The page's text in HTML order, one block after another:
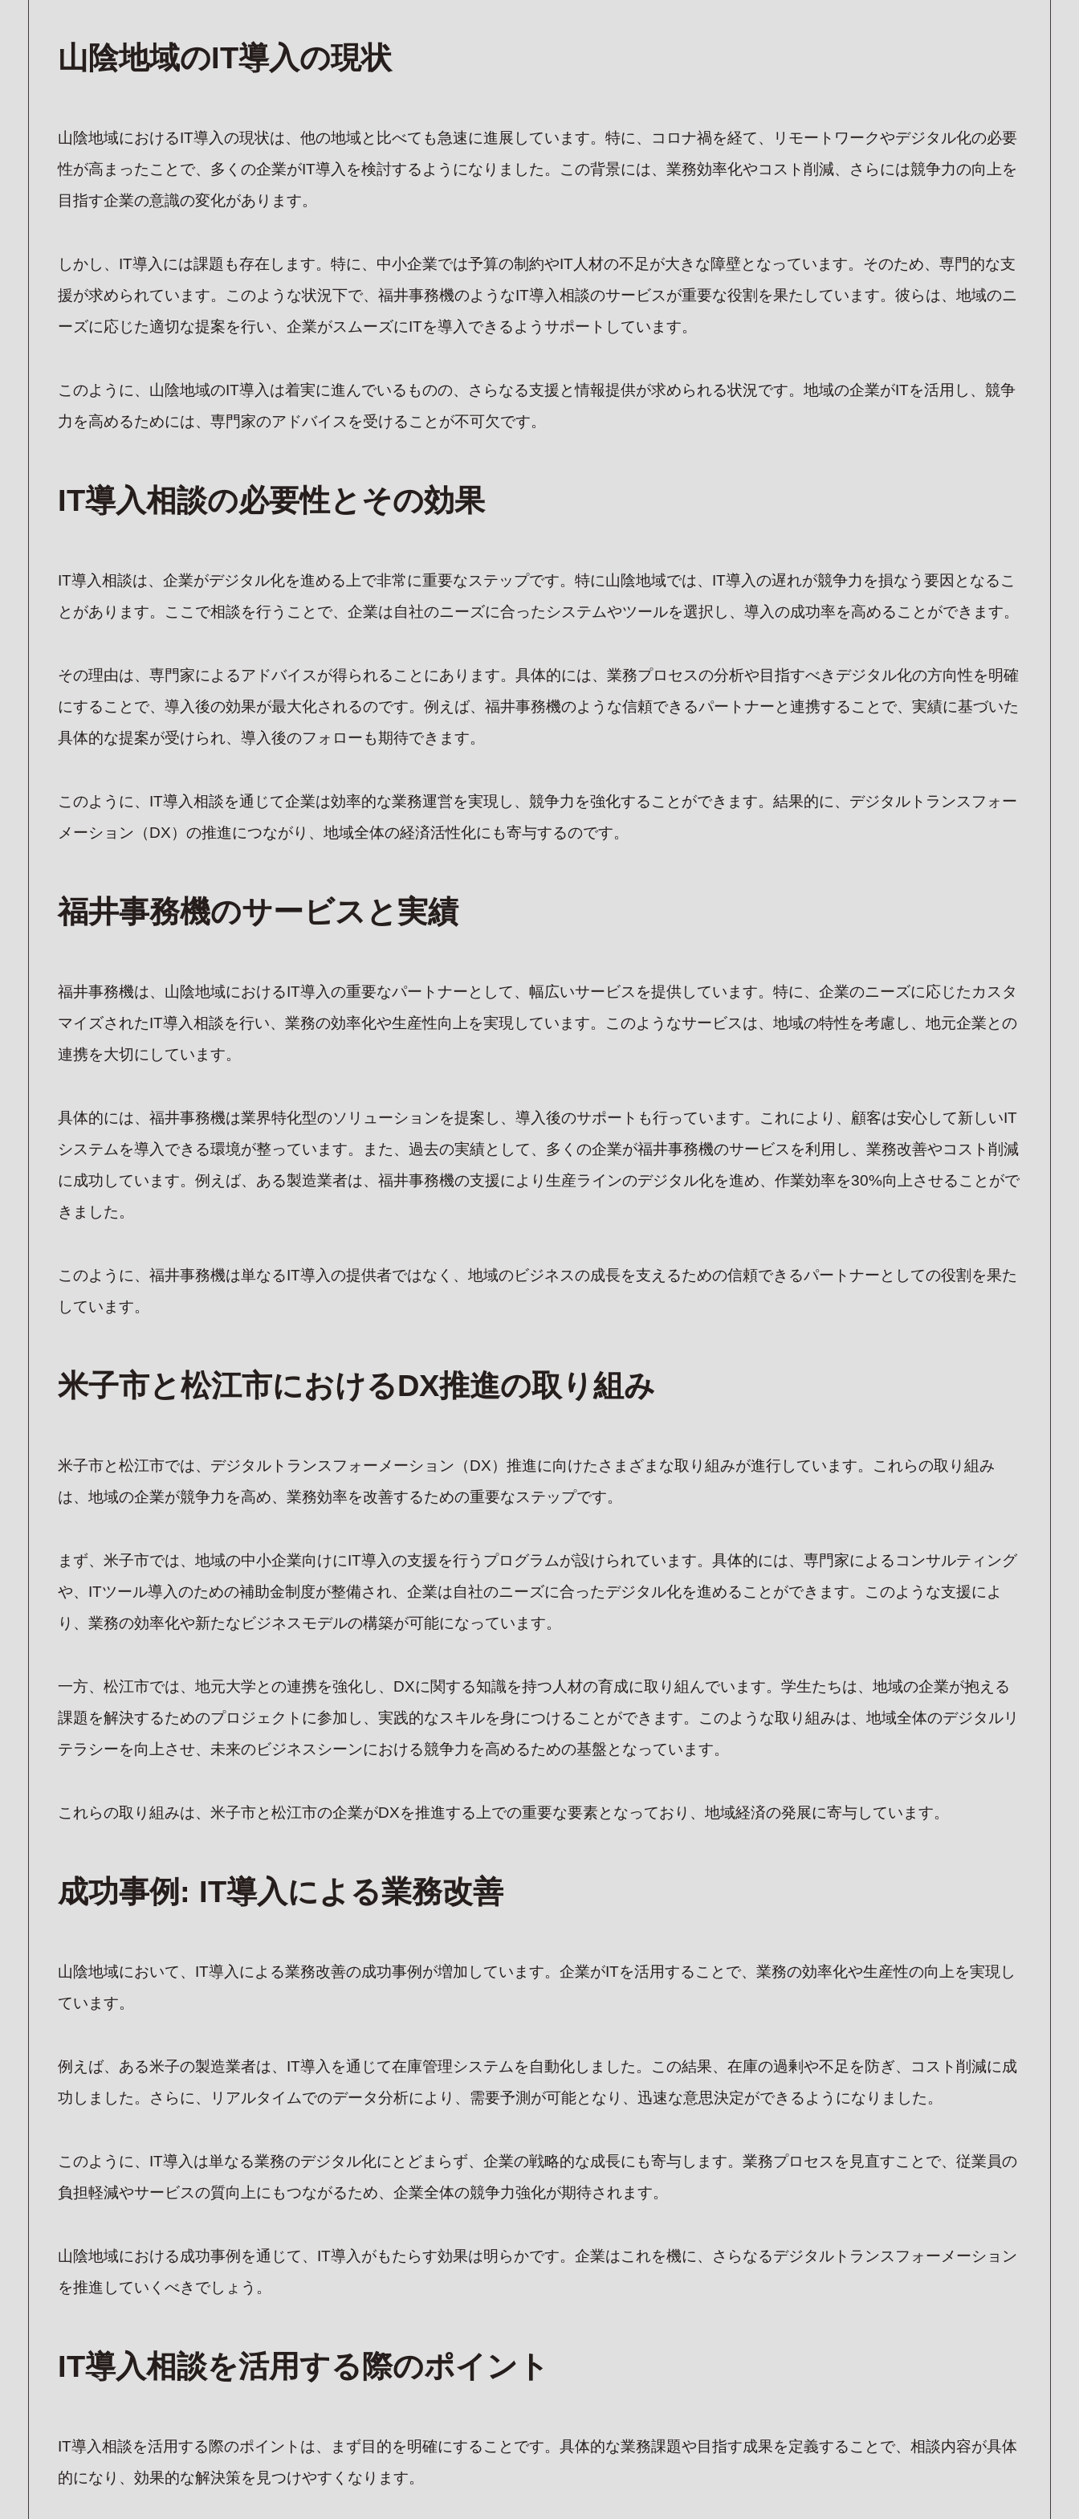
SERVICE
オフィスソリューション
ASKUL オフィス用品の注文
(外部サイト)
SUSTAINABILITY
CONTACT
資料請求/お問い合わせ
BLOG
RECRUIT
山陰地域のIT導入の現状
山陰地域におけるIT導入の現状は、他の地域と比べても急速に進展しています。特に、コロナ禍を経て、リモートワークやデジタル化の必要
性が高まったことで、多くの企業がIT導入を検討するようになりました。この背景には、業務効率化やコスト削減、さらには競争力の向上を
目指す企業の意識の変化があります。
しかし、IT導入には課題も存在します。特に、中小企業では予算の制約やIT人材の不足が大きな障壁となっています。そのため、専門的な支
援が求められています。このような状況下で、福井事務機のようなIT導入相談のサービスが重要な役割を果たしています。彼らは、地域のニ
ーズに応じた適切な提案を行い、企業がスムーズにITを導入できるようサポートしています。
このように、山陰地域のIT導入は着実に進んでいるものの、さらなる支援と情報提供が求められる状況です。地域の企業がITを活用し、競争
力を高めるためには、専門家のアドバイスを受けることが不可欠です。
IT導入相談の必要性とその効果
IT導入相談は、企業がデジタル化を進める上で非常に重要なステップです。特に山陰地域では、IT導入の遅れが競争力を損なう要因となるこ
とがあります。ここで相談を行うことで、企業は自社のニーズに合ったシステムやツールを選択し、導入の成功率を高めることができます。
その理由は、専門家によるアドバイスが得られることにあります。具体的には、業務プロセスの分析や目指すべきデジタル化の方向性を明確
にすることで、導入後の効果が最大化されるのです。例えば、福井事務機のような信頼できるパートナーと連携することで、実績に基づいた
具体的な提案が受けられ、導入後のフォローも期待できます。
このように、IT導入相談を通じて企業は効率的な業務運営を実現し、競争力を強化することができます。結果的に、デジタルトランスフォー
メーション（DX）の推進につながり、地域全体の経済活性化にも寄与するのです。
福井事務機のサービスと実績
福井事務機は、山陰地域におけるIT導入の重要なパートナーとして、幅広いサービスを提供しています。特に、企業のニーズに応じたカスタ
マイズされたIT導入相談を行い、業務の効率化や生産性向上を実現しています。このようなサービスは、地域の特性を考慮し、地元企業との
連携を大切にしています。
具体的には、福井事務機は業界特化型のソリューションを提案し、導入後のサポートも行っています。これにより、顧客は安心して新しいIT
システムを導入できる環境が整っています。また、過去の実績として、多くの企業が福井事務機のサービスを利用し、業務改善やコスト削減
に成功しています。例えば、ある製造業者は、福井事務機の支援により生産ラインのデジタル化を進め、作業効率を30%向上させることがで
きました。
このように、福井事務機は単なるIT導入の提供者ではなく、地域のビジネスの成長を支えるための信頼できるパートナーとしての役割を果た
しています。
米子市と松江市におけるDX推進の取り組み
米子市と松江市では、デジタルトランスフォーメーション（DX）推進に向けたさまざまな取り組みが進行しています。これらの取り組み
は、地域の企業が競争力を高め、業務効率を改善するための重要なステップです。
まず、米子市では、地域の中小企業向けにIT導入の支援を行うプログラムが設けられています。具体的には、専門家によるコンサルティング
や、ITツール導入のための補助金制度が整備され、企業は自社のニーズに合ったデジタル化を進めることができます。このような支援によ
り、業務の効率化や新たなビジネスモデルの構築が可能になっています。
一方、松江市では、地元大学との連携を強化し、DXに関する知識を持つ人材の育成に取り組んでいます。学生たちは、地域の企業が抱える
課題を解決するためのプロジェクトに参加し、実践的なスキルを身につけることができます。このような取り組みは、地域全体のデジタルリ
テラシーを向上させ、未来のビジネスシーンにおける競争力を高めるための基盤となっています。
これらの取り組みは、米子市と松江市の企業がDXを推進する上での重要な要素となっており、地域経済の発展に寄与しています。
成功事例: IT導入による業務改善
山陰地域において、IT導入による業務改善の成功事例が増加しています。企業がITを活用することで、業務の効率化や生産性の向上を実現し
ています。
例えば、ある米子の製造業者は、IT導入を通じて在庫管理システムを自動化しました。この結果、在庫の過剰や不足を防ぎ、コスト削減に成
功しました。さらに、リアルタイムでのデータ分析により、需要予測が可能となり、迅速な意思決定ができるようになりました。
このように、IT導入は単なる業務のデジタル化にとどまらず、企業の戦略的な成長にも寄与します。業務プロセスを見直すことで、従業員の
負担軽減やサービスの質向上にもつながるため、企業全体の競争力強化が期待されます。
山陰地域における成功事例を通じて、IT導入がもたらす効果は明らかです。企業はこれを機に、さらなるデジタルトランスフォーメーション
を推進していくべきでしょう。
IT導入相談を活用する際のポイント
IT導入相談を活用する際のポイントは、まず目的を明確にすることです。具体的な業務課題や目指す成果を定義することで、相談内容が具体
的になり、効果的な解決策を見つけやすくなります。